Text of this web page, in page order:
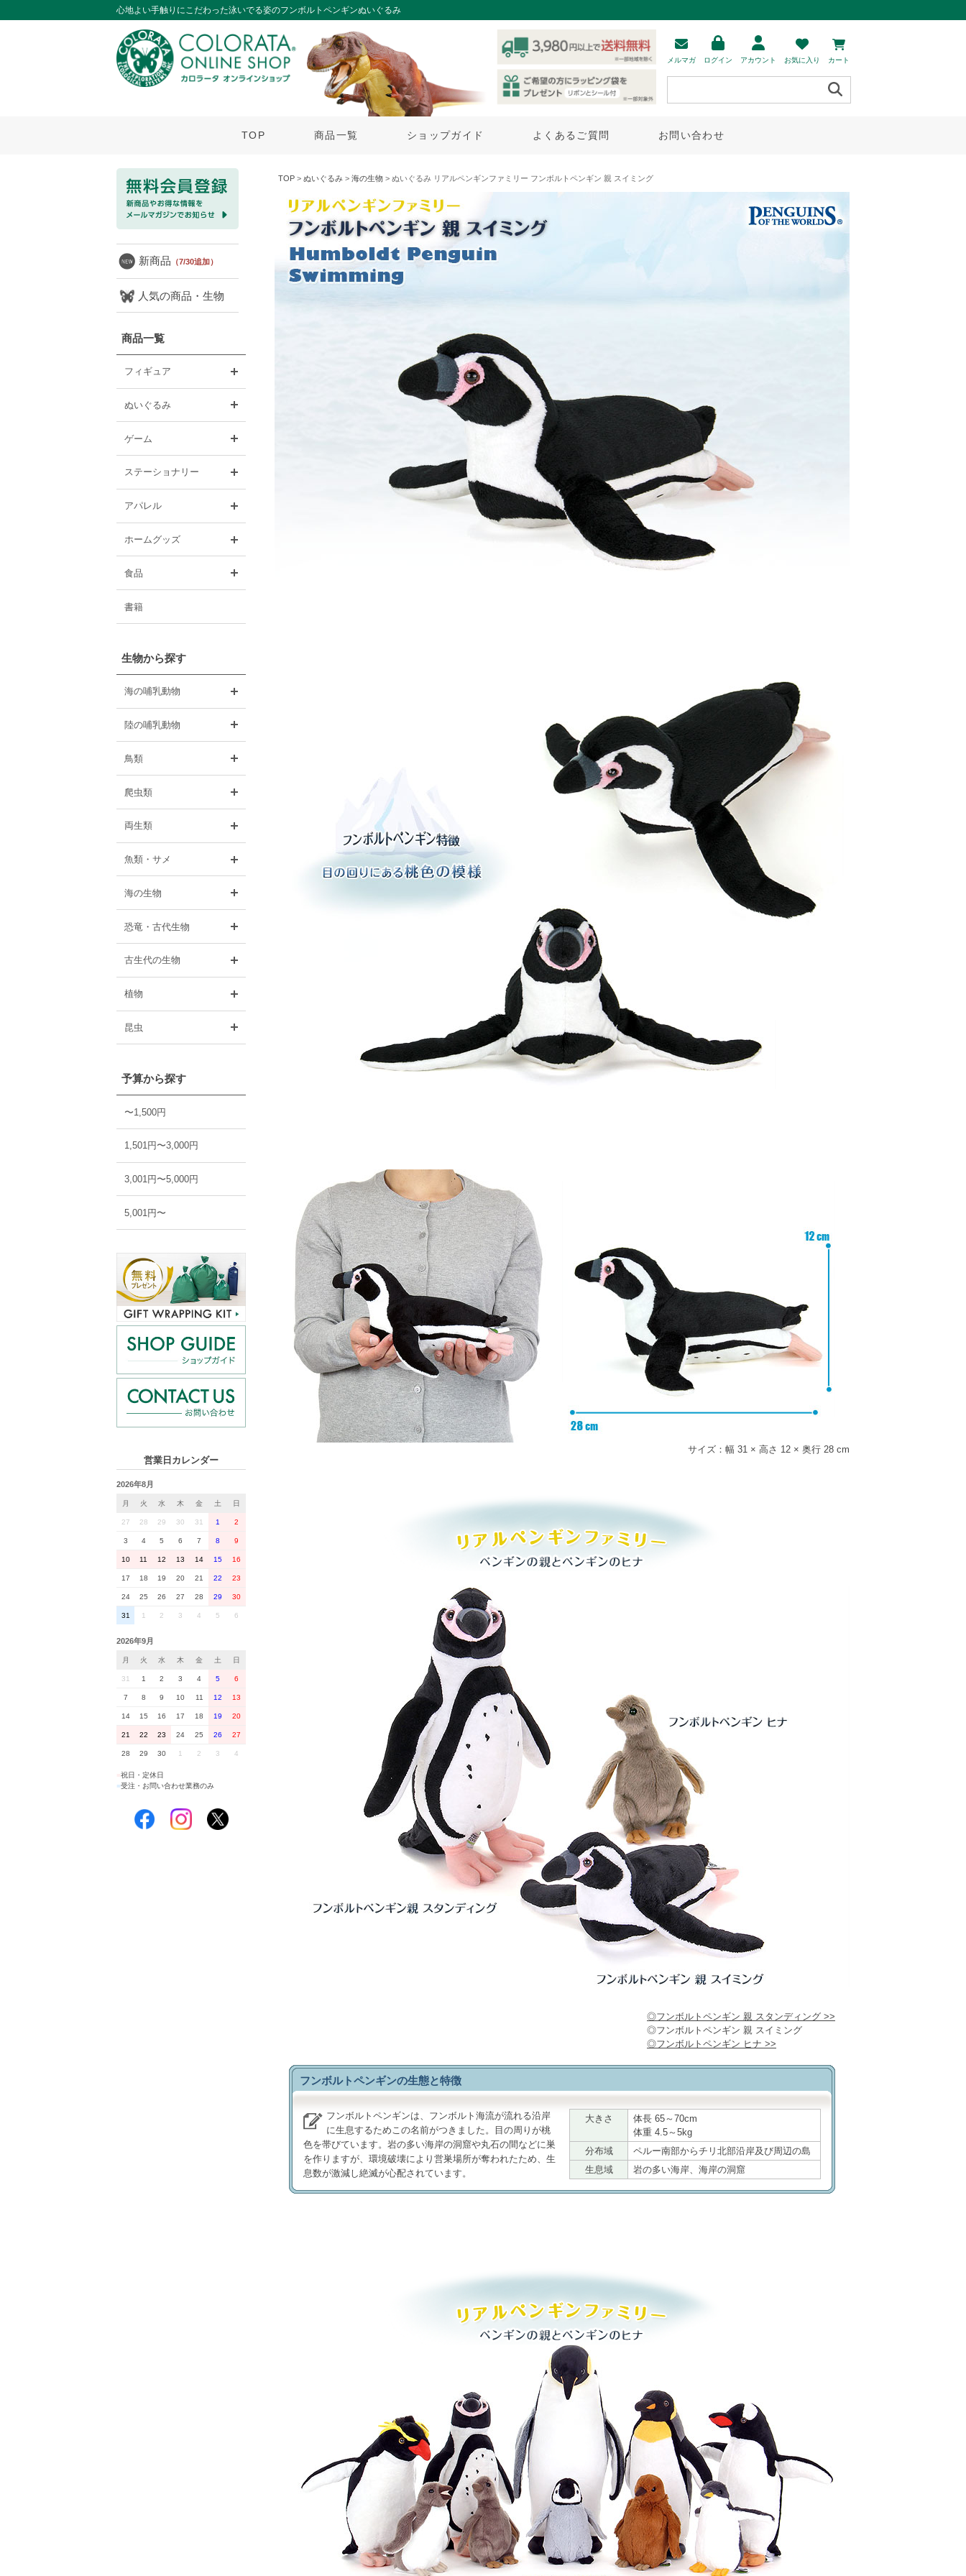
心地よい手触りにこだわった泳いでる姿のフンボルトペンギンぬいぐるみ
メルマガ ログイン アカウント お気に入り カート
TOP 商品一覧 ショップガイド よくあるご質問 お問い合わせ
新商品 （7/30追加）
人気の商品・生物
商品一覧
フィギュア
ぬいぐるみ
ゲーム
ステーショナリー
アパレル
ホームグッズ
食品
書籍
生物から探す
海の哺乳動物
陸の哺乳動物
鳥類
爬虫類
両生類
魚類・サメ
海の生物
恐竜・古代生物
古生代の生物
植物
昆虫
予算から探す
〜1,500円
1,501円〜3,000円
3,001円〜5,000円
5,001円〜
営業日カレンダー
2026年8月
月 火 水 木 金 土 日
27 28 29 30 31 1 2
3 4 5 6 7 8 9
10 11 12 13 14 15 16
17 18 19 20 21 22 23
24 25 26 27 28 29 30
31 1 2 3 4 5 6
2026年9月
月 火 水 木 金 土 日
31 1 2 3 4 5 6
7 8 9 10 11 12 13
14 15 16 17 18 19 20
21 22 23 24 25 26 27
28 29 30 1 2 3 4
祝日・定休日
■受注・お問い合わせ業務のみ
TOP > ぬいぐるみ > 海の生物 > ぬいぐるみ リアルペンギンファミリー フンボルトペンギン 親 スイミング
サイズ：幅 31 × 高さ 12 × 奥行 28 cm
◎フンボルトペンギン 親 スタンディング >>
◎フンボルトペンギン 親 スイミング
◎フンボルトペンギン ヒナ >>
フンボルトペンギンの生態と特徴
フンボルトペンギンは、フンボルト海流が流れる沿岸
に生息するためこの名前がつきました。目の周りが桃
色を帯びています。岩の多い海岸の洞窟や丸石の間などに巣
を作りますが、環境破壊により営巣場所が奪われたため、生
息数が激減し絶滅が心配されています。
大きさ
体長 65～70cm
体重 4.5～5kg
分布域
ペルー南部からチリ北部沿岸及び周辺の島
生息域
岩の多い海岸、海岸の洞窟